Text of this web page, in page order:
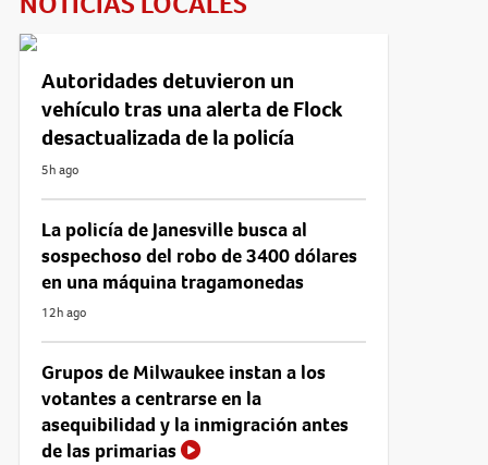
Autoridades detuvieron un
vehículo tras una alerta de Flock
desactualizada de la policía
5h ago
La policía de Janesville busca al
sospechoso del robo de 3400 dólares
en una máquina tragamonedas
12h ago
Grupos de Milwaukee instan a los
votantes a centrarse en la
asequibilidad y la inmigración antes
de las primarias